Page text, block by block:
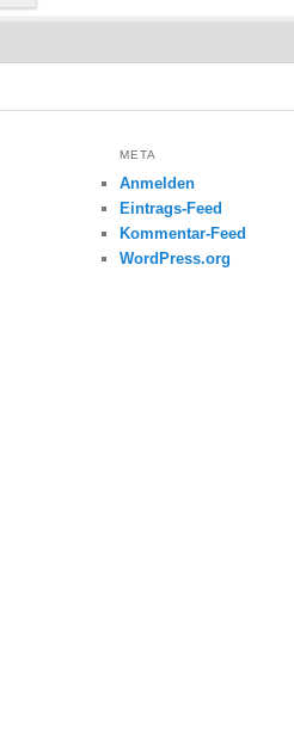
META
Anmelden
Eintrags-Feed
Kommentar-Feed
WordPress.org